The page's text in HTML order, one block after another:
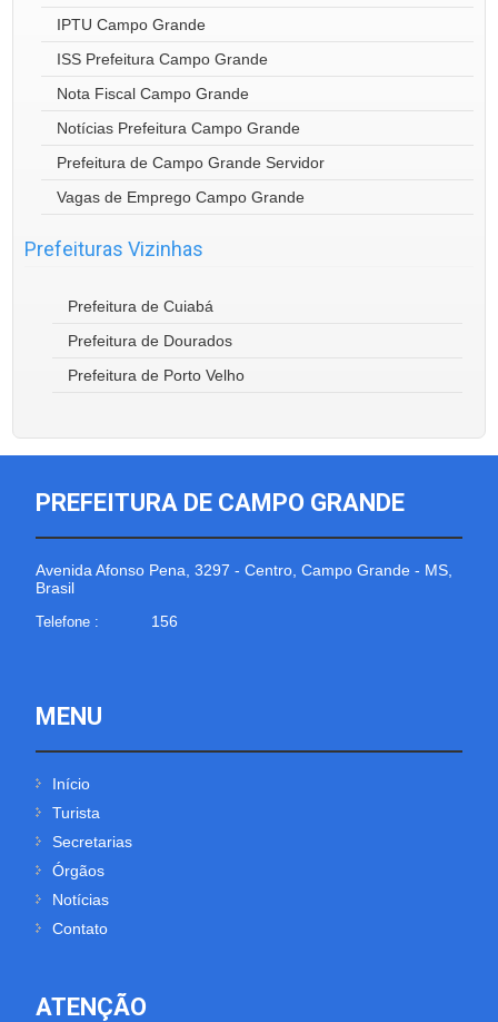
IPTU Campo Grande
ISS Prefeitura Campo Grande
Nota Fiscal Campo Grande
Notícias Prefeitura Campo Grande
Prefeitura de Campo Grande Servidor
Vagas de Emprego Campo Grande
Prefeituras Vizinhas
Prefeitura de Cuiabá
Prefeitura de Dourados
Prefeitura de Porto Velho
PREFEITURA DE CAMPO GRANDE
Avenida Afonso Pena, 3297 - Centro, Campo Grande - MS,
Brasil
Telefone : 156
MENU
Início
Turista
Secretarias
Órgãos
Notícias
Contato
ATENÇÃO